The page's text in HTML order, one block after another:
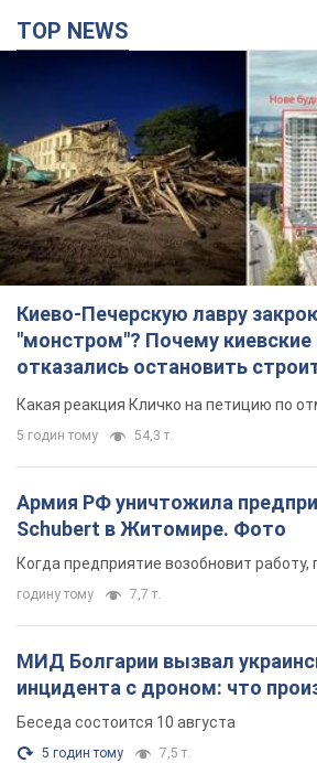
Киево-Печерскую лавру
"монстром"? Почему киевские
отказались остановить
небоскреба "московского
Какая реакция Кличко на петицию по
5 годин тому 54,3 т.
Армия РФ уничтожила
Schubert в Житомире. Фото
Когда предприятие возобновит работу,
годину тому 7,7 т.
МИД Болгарии вызвал
инцидента с дроном: что
Беседа состоится 10 августа
5 годин тому 7,5 т.